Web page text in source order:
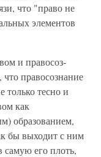
что "право не
элементов
и правосоз­
правосознание
только тесно и
как
образованием,
бы выходит с ним
самую его плоть,